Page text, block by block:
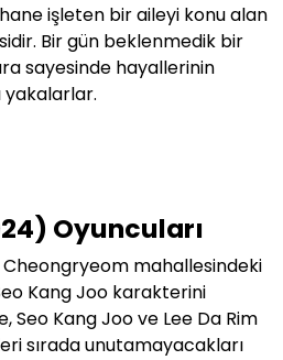
işleten bir aileyi konu alan
Bir gün beklenmedik bir
sayesinde hayallerinin
yakalarlar.
Oyuncuları
Cheongryeom mahallesindeki
Kang Joo karakterini
Seo Kang Joo ve Lee Da Rim
sırada unutamayacakları